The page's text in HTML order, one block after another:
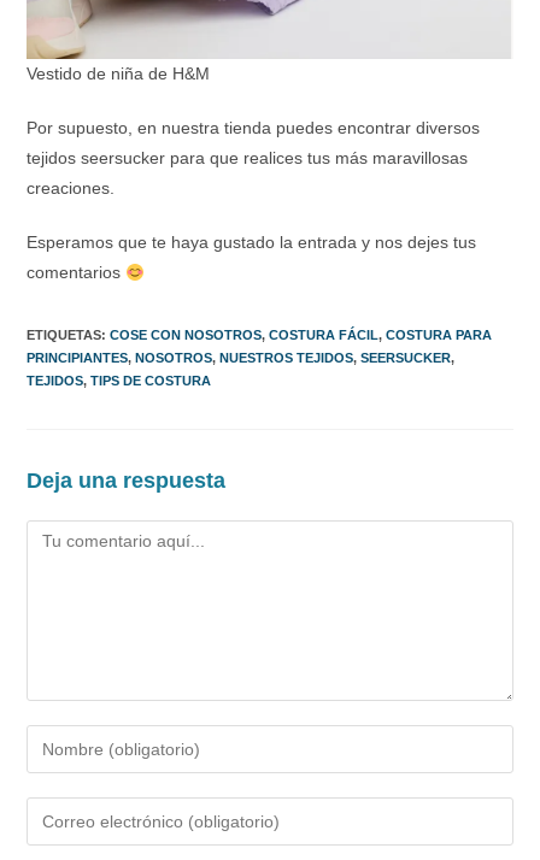
Vestido de niña de H&M
Por supuesto, en nuestra tienda puedes encontrar diversos
tejidos seersucker para que realices tus más maravillosas
creaciones.
Esperamos que te haya gustado la entrada y nos dejes tus
comentarios
ETIQUETAS:COSE CON NOSOTROS, COSTURA FÁCIL, COSTURA PARA
PRINCIPIANTES, NOSOTROS, NUESTROS TEJIDOS, SEERSUCKER,
TEJIDOS, TIPS DE COSTURA
Deja una respuesta
Comentario
Introduce
tu
nombre
Introduce
tu